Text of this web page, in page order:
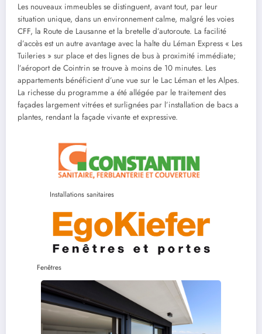
Les nouveaux immeubles se distinguent, avant tout, par leur
situation unique, dans un environnement calme, malgré les voies
CFF, la Route de Lausanne et la bretelle d’autoroute. La facilité
d’accès est un autre avantage avec la halte du Léman Express « Les
Tuileries » sur place et des lignes de bus à proximité immédiate;
l’aéroport de Cointrin se trouve à moins de 10 minutes. Les
appartements bénéficient d’une vue sur le Lac Léman et les Alpes.
La richesse du programme a été allégée par le traitement des
façades largement vitrées et surlignées par l’installation de bacs a
plantes, rendant la façade vivante et expressive.
Installations sanitaires
Fenêtres